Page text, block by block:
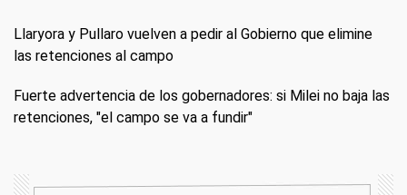
Llaryora y Pullaro vuelven a pedir al Gobierno que elimine
las retenciones al campo
Fuerte advertencia de los gobernadores: si Milei no baja las
retenciones, "el campo se va a fundir"